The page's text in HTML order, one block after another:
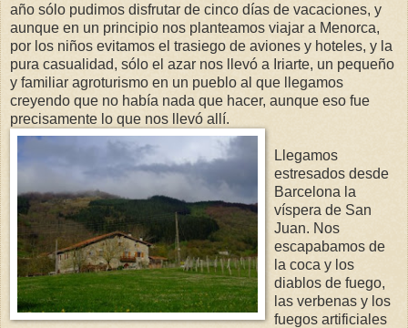
año sólo pudimos disfrutar de cinco días de vacaciones, y
aunque en un principio nos planteamos viajar a Menorca,
por los niños evitamos el trasiego de aviones y hoteles, y la
pura casualidad, sólo el azar nos llevó a Iriarte, un pequeño
y familiar agroturismo en un pueblo al que llegamos
creyendo que no había nada que hacer, aunque eso fue
precisamente lo que nos llevó allí.
Llegamos
estresados desde
Barcelona la
víspera de San
Juan. Nos
escapabamos de
la coca y los
diablos de fuego,
las verbenas y los
fuegos artificiales